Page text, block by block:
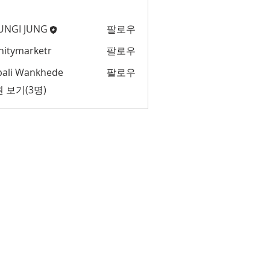
JUNG 팔로우
팔로우
Wankhede
팔로우
보기(3명)